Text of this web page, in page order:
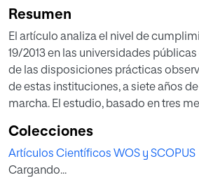
Resumen
El artículo analiza el nivel de
19/2013 en las universidades públicas
de las disposiciones prácticas
de estas instituciones, a siete años
marcha. El estudio, basado en tres
públicas españolas, a través de un
medición diseñado y aplicado a lo
observado, en el que se miden los
Colecciones
Artículos Científicos WOS y SCOPUS
Cargando...